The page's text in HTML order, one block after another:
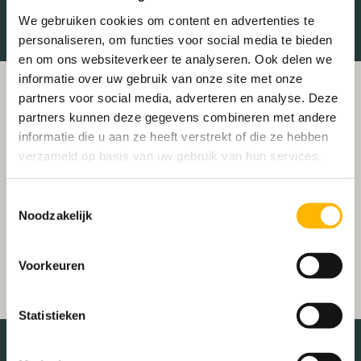
We gebruiken cookies om content en advertenties te
personaliseren, om functies voor social media te bieden
en om ons websiteverkeer te analyseren. Ook delen we
informatie over uw gebruik van onze site met onze
partners voor social media, adverteren en analyse. Deze
partners kunnen deze gegevens combineren met andere
informatie die u aan ze heeft verstrekt of die ze hebben
verzameld op basis van uw gebruik van hun services.
Noodzakelijk
Voorkeuren
Statistieken